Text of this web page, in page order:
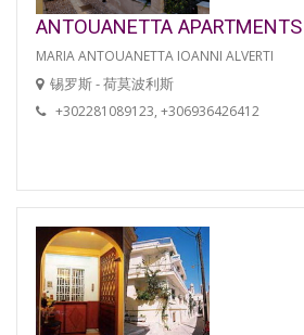
ANTOUANETTA APARTMENTS
MARIA ANTOUANETTA IOANNI ALVERTI
锡罗斯 - 荷莫波利斯
+302281089123, +306936426412